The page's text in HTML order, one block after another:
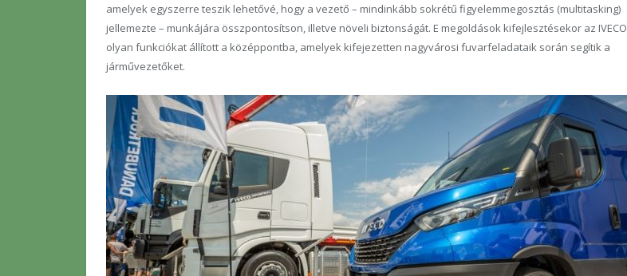
amelyek egyszerre teszik lehetővé, hogy a vezető – mindinkább sokrétű figyelemmegosztás (multitasking)
jellemezte – munkájára összpontosítson, illetve növeli biztonságát. E megoldások kifejlesztésekor az IVECO
olyan funkciókat állított a középpontba, amelyek kifejezetten nagyvárosi fuvarfeladataik során segítik a
járművezetőket.